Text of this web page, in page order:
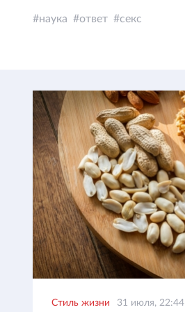
наука ответ секс
Стиль жизни 31 июля, 22:44